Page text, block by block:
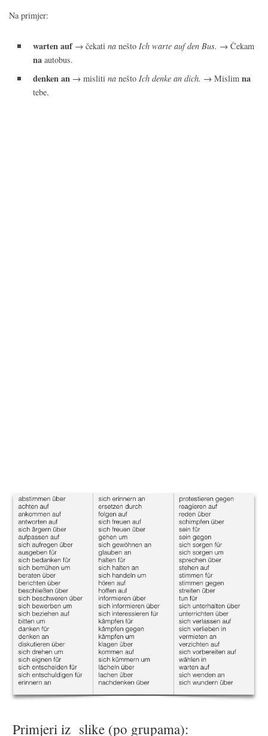
Na primjer:
warten auf→ čekati na nešto Ich warte auf den Bus. → Čekam
na autobus.
denken an → misliti na nešto Ich denke an dich. → Mislim na
tebe.
Primjeri iz slike (po grupama):